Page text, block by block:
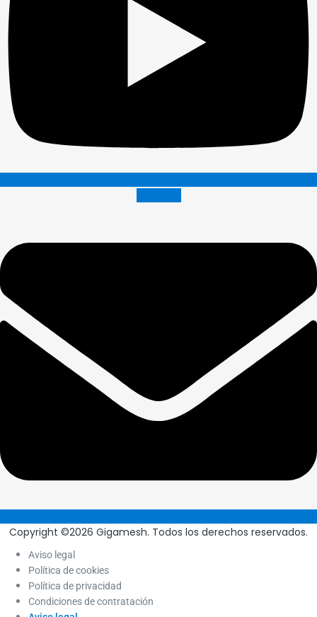
Copyright ©2026 Gigamesh. Todos los derechos reservados.
Aviso legal
Política de cookies
Política de privacidad
Condiciones de contratación